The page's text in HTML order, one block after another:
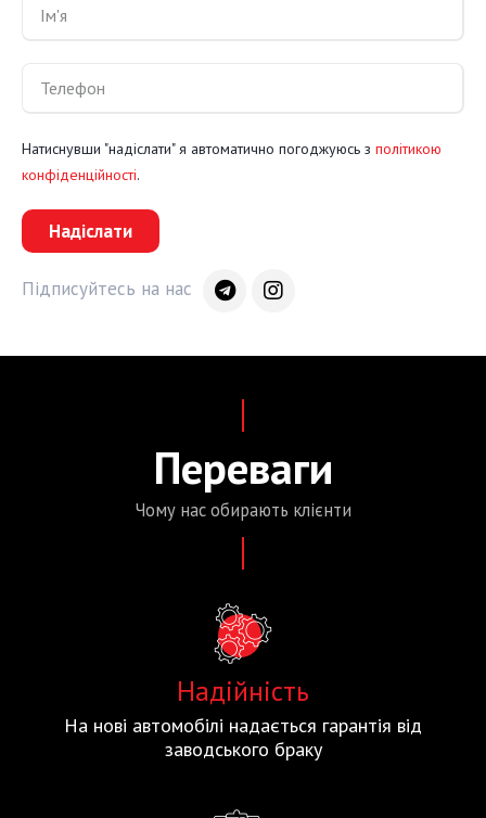
Натиснувши "надіслати" я автоматично погоджуюсь з політикою
конфіденційності.
Надіслати
Підписуйтесь на нас
Переваги
Чому насобирають клієнти
Надійність
На нові автомобілі надається гарантія від
заводського браку